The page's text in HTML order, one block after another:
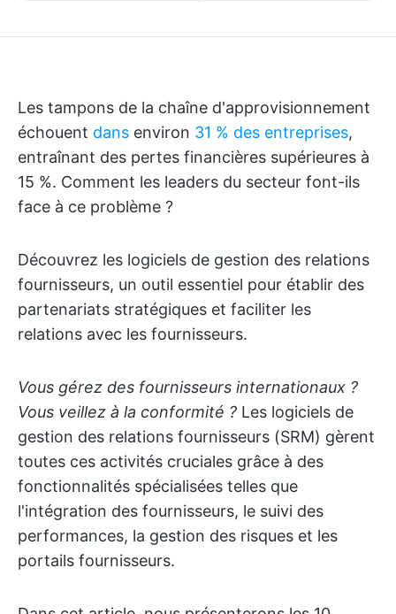
Les tampons de la chaîne d'approvisionnement
échouent dans environ 31 % des entreprises,
entraînant des pertes financières supérieures à
15 %. Comment les leaders du secteur font-ils
face à ce problème ?
Découvrez les logiciels de gestion des relations
fournisseurs, un outil essentiel pour établir des
partenariats stratégiques et faciliter les
relations avec les fournisseurs.
Vous gérez des fournisseurs internationaux ?
Vous veillez à la conformité ? Les logiciels de
gestion des relations fournisseurs (SRM) gèrent
toutes ces activités cruciales grâce à des
fonctionnalités spécialisées telles que
l'intégration des fournisseurs, le suivi des
performances, la gestion des risques et les
portails fournisseurs.